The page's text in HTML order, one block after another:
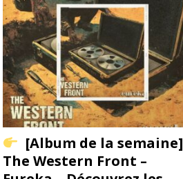
[Album de la semaine]
The Western Front –